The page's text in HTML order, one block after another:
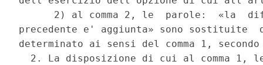
2) al comma 2, le  parole:  «la
precedente e' aggiunta» sono
determinato ai sensi del comma 1,
2. La disposizione di cui al comma 1,